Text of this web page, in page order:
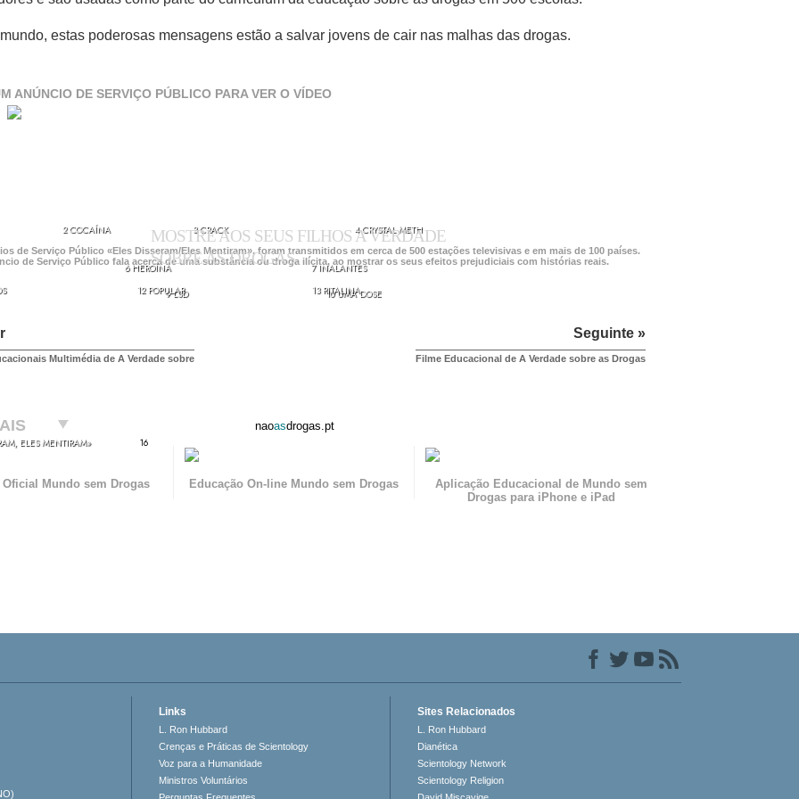
estas poderosas mensagens estão a salvar jovens de cair nas malhas das drogas.
ANÚNCIO DE SERVIÇO PÚBLICO PARA VER O VÍDEO
2 COCAÍNA 3 CRACK 4 CRYSTAL METH
6 HEROÍNA
7 INALANTES
9 LSD 10 UMA DOSE
12 POPULAR
13 RITALINA
ELES MENTIRAM» 16
MOSTRE AOS SEUS FILHOS A VERDADE
SOBRE AS DROGAS.
naoasdrogas.pt
de Serviço Público «Eles Disseram/Eles Mentiram», foram transmitidos em cerca de 500 estações televisivas e em mais de 100 países.
de Serviço Público fala acerca de uma substância ou droga ilícita, ao mostrar os seus efeitos prejudiciais com histórias reais.
Multimédia de A Verdade sobre
Seguinte »
Filme Educacional de A Verdade sobre as Drogas
Oficial Mundo sem Drogas Educação On-lineMundo sem Drogas
Aplicação Educacional de Mundo sem
Drogas para iPhone e iPad
Links
L. Ron Hubbard
Crenças e Práticas de Scientology
Voz para a Humanidade
Ministros Voluntários
Sites Relacionados
L. Ron Hubbard
Dianética
Scientology Network
Scientology Religion